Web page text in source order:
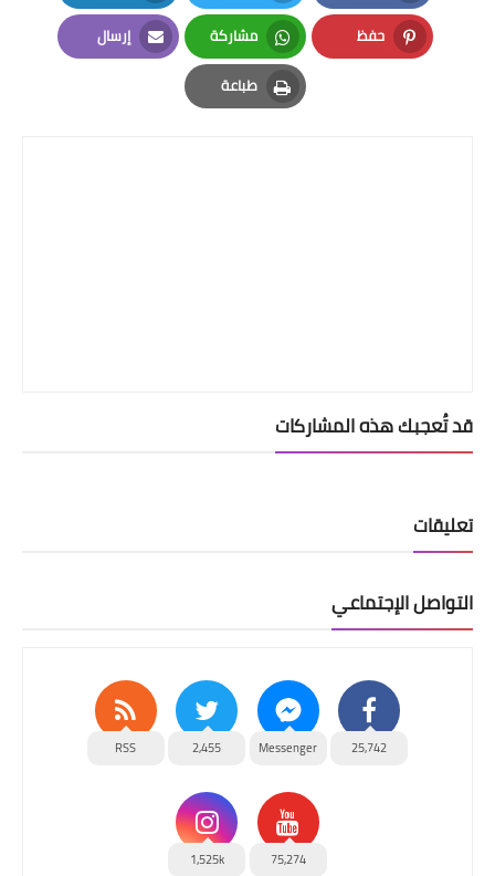
Facebook
Twitter
LinkedIn
حفظ
Pinterest
مشاركة
Whatsapp
إرسال
Email
طباعة
Print
قد تُعجبك هذه المشاركات
تعليقات
التواصل الإجتماعي
25,742
Messenger
2,455
RSS
75,274
1,525k